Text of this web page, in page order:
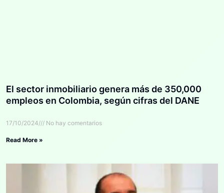
El sector inmobiliario genera más de 350,000
empleos en Colombia, según cifras del DANE
17/10/2024 No hay comentarios
Read More »